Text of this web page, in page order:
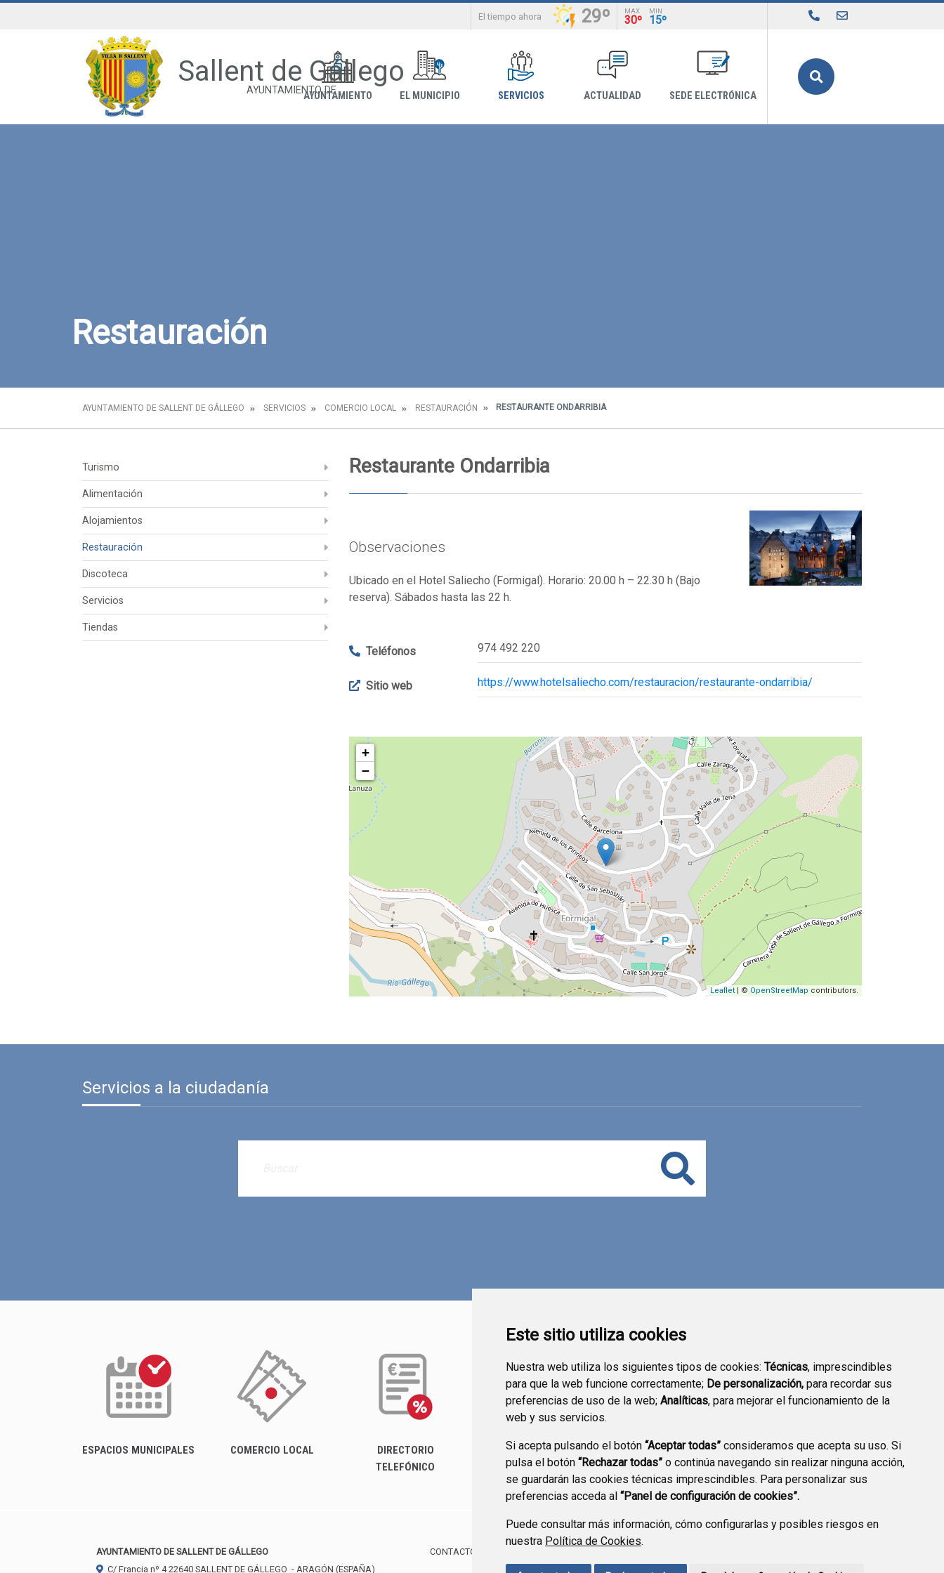
Este sitio utiliza cookies
Nuestra web utiliza los siguientes tipos de cookies: Técnicas, imprescindibles
para que la web funcione correctamente; De personalización, para recordar sus
preferencias de uso de la web; Analíticas, para mejorar el funcionamiento de la
web y sus servicios.
Si acepta pulsando el botón “Aceptar todas” consideramos que acepta su uso. Si
pulsa el botón “Rechazar todas” o continúa navegando sin realizar ninguna acción,
se guardarán las cookies técnicas imprescindibles. Para personalizar sus
preferencias acceda al “Panel de configuración de cookies”.
Puede consultar más información, cómo configurarlas y posibles riesgos en
nuestra Política de Cookies.
El tiempo ahora 29º MAX
30º
MIN
15º
Sallent de Gállego
AYUNTAMIENTO DEAYUNTAMIENTO EL MUNICIPIO SERVICIOS ACTUALIDAD SEDE ELECTRÓNICA
Restauración
AYUNTAMIENTO DE SALLENT DE GÁLLEGO SERVICIOS COMERCIO LOCAL RESTAURACIÓN RESTAURANTE ONDARRIBIA
Turismo
Alimentación
Alojamientos
Restauración
Discoteca
Servicios
Tiendas
Restaurante Ondarribia
Observaciones
Ubicado en el Hotel Saliecho (Formigal). Horario: 20.00 h – 22.30 h (Bajo
reserva). Sábados hasta las 22 h.
Teléfonos 974 492 220
Sitio web https://www.hotelsaliecho.com/restauracion/restaurante-ondarribia/
+
−
Leaflet | © OpenStreetMap contributors.
Servicios a la ciudadanía
Buscar
ESPACIOS MUNICIPALES COMERCIO LOCAL
DIRECTORIO
TELEFÓNICO
AYUNTAMIENTO DE SALLENT DE GÁLLEGO
C/ Francia nº 422640 SALLENT DE GÁLLEGO - ARAGÓN (ESPAÑA)
CONTACTO